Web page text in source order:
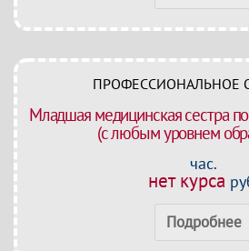
ПРОФЕССИОНАЛЬНОЕ
Младшая медицинская сестра
(с любым уровнем
час.
нет курса
Подробнее